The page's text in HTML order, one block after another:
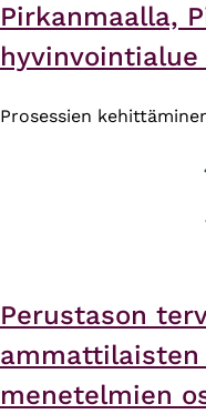
Pirkanmaalla​,
hyvinvointialue
Prosessien
Perustason
ammattilaisten
menetelmien